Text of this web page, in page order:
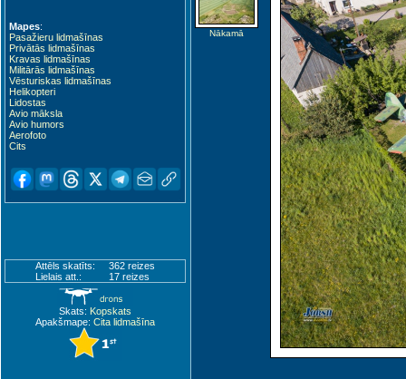
Mapes:
Pasažieru lidmašīnas
Privātās lidmašīnas
Kravas lidmašīnas
Militārās lidmašīnas
Vēsturiskas lidmašīnas
Helikopteri
Lidostas
Avio māksla
Avio humors
Aerofoto
Cits
Attēls skatīts:
362 reizes
Lielais att.:
17 reizes
Skats: Kopskats
Apakšmape: Cita lidmašīna
Nākamā